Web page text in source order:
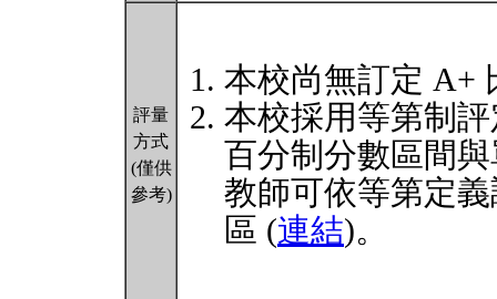
評量
方式
(僅供
參考)
本校尚無訂定 A+
本校採用等第制
百分制分數區間
教師可依等第定
區 (連結)。